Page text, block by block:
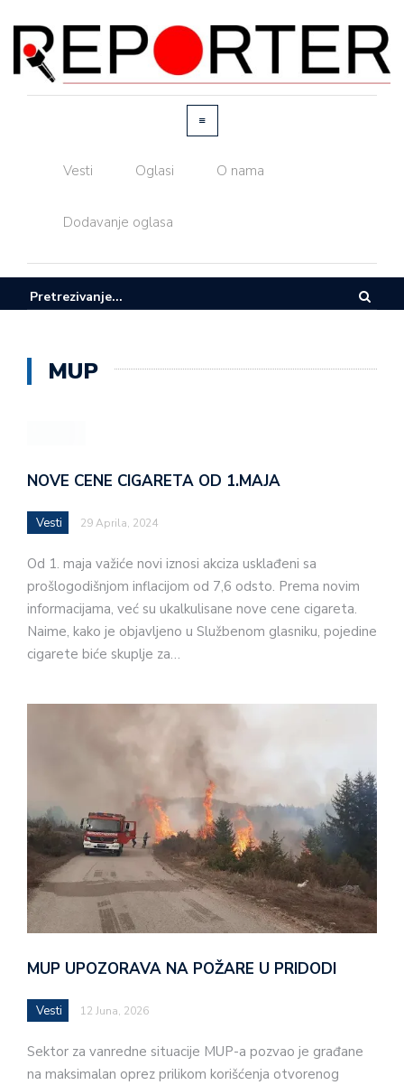
Vesti Oglasi O nama
Dodavanje oglasa
MUP
NOVE CENE CIGARETA OD 1.MAJA
Vesti 29 Aprila, 2024
Od 1. maja važiće novi iznosi akciza usklađeni sa
prošlogodišnjom inflacijom od 7,6 odsto. Prema novim
informacijama, već su ukalkulisane nove cene cigareta.
Naime, kako je objavljeno u Službenom glasniku, pojedine
cigarete biće skuplje za…
MUP UPOZORAVA NA POŽARE U PRIDODI
Vesti 12 Juna, 2026
Sektor za vanredne situacije MUP-a pozvao je građane
na maksimalan oprez prilikom korišćenja otvorenog